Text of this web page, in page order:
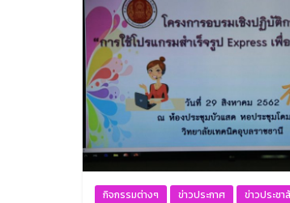
กิจกรรมต่างๆ ข่าวประกาศ ข่าวประช